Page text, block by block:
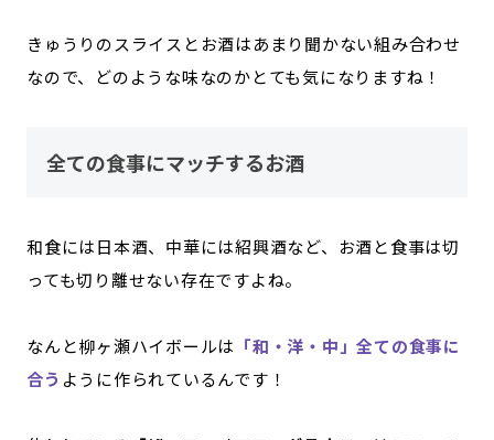
きゅうりのスライスとお酒はあまり聞かない組み合わせ
なので、どのような味なのかとても気になりますね！
全ての食事にマッチするお酒
和食には日本酒、中華には紹興酒など、お酒と食事は切
っても切り離せない存在ですよね。
なんと柳ヶ瀬ハイボールは 「和・洋・中」全ての食事に
合う ように作られているんです！